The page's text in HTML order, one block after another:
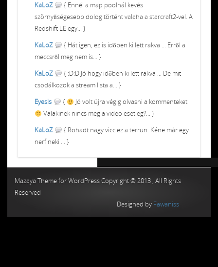
KaLoZ
{ Ennél a map poolnál kevés
szörnyűségesebb dolog történt valaha a starcraft2-vel. A
Redshift LE egy... }
KaLoZ
{ Hát igen, ez is időben ki lett rakva ... Erről a
meccsről meg nem is... }
KaLoZ
{ :D:D Jó hogy időben ki lett rakva ... De mit
csodálkozok a stream lista a... }
Eyesis
{
Jó volt újra végig olvasni a kommenteket
Valakinek nincs meg a video esetleg?... }
KaLoZ
{ Rohadt nagy vicc ez a terrun. Kéne már egy
nerf neki ... }
Mazaya Theme for WordPress Copyright © 2013 , All Rights
Reserved
Designed by Fawaniss